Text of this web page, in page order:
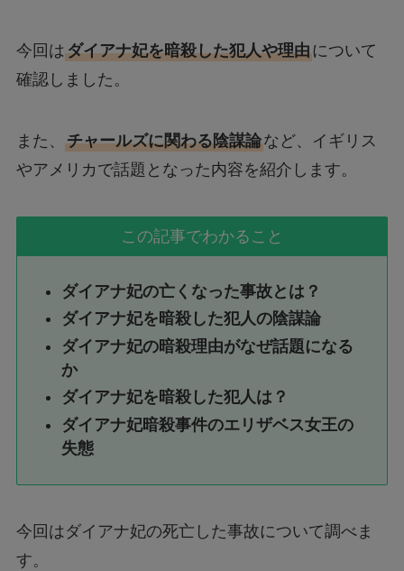
今回はダイアナ妃を暗殺した犯人や理由について
確認しました。
また、 チャールズに関わる陰謀論など、イギリス
やアメリカで話題となった内容を紹介します。
この記事でわかること
ダイアナ妃の亡くなった事故とは？
ダイアナ妃を暗殺した犯人の陰謀論
ダイアナ妃の暗殺理由がなぜ話題になる
か
ダイアナ妃を暗殺した犯人は？
ダイアナ妃暗殺事件のエリザベス女王の
失態
今回はダイアナ妃の死亡した事故について調べま
す。